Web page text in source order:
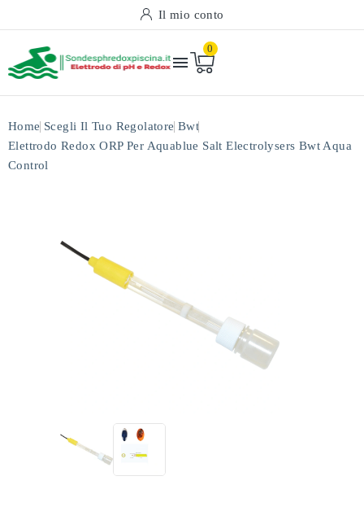
Il mio conto

0
Home Scegli Il Tuo Regolatore Bwt
Elettrodo Redox ORP Per Aquablue Salt Electrolysers Bwt Aqua
Control